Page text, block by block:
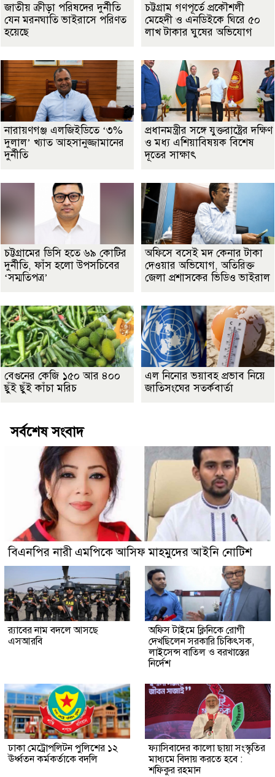
জাতীয় ক্রীড়া পরিষদের দুর্নীতি
যেন মরনঘাতি ভাইরাসে পরিণত
হয়েছে
চট্টগ্রাম গণপূর্তে প্রকৌশলী
মেহেদী ও এনডিইকে ঘিরে ৫০
লাখ টাকার ঘুষের অভিযোগ
নারায়ণগঞ্জ এলজিইডিতে ‘৩%
দুলাল’ খ্যাত আহসানুজ্জামানের
দুর্নীতি
প্রধানমন্ত্রীর সঙ্গে যুক্তরাষ্ট্রের দক্ষিণ
ও মধ্য এশিয়াবিষয়ক বিশেষ
দূতের সাক্ষাৎ
চট্টগ্রামের ডিসি হতে ৬৯ কোটির
দুর্নীতি, ফাঁস হলো উপসচিবের
‘সম্মতিপত্র’
অফিসে বসেই মদ কেনার টাকা
দেওয়ার অভিযোগ, অতিরিক্ত
জেলা প্রশাসকের ভিডিও ভাইরাল
বেগুনের কেজি ১৫০ আর ৪০০
ছুঁই ছুঁই কাঁচা মরিচ
এল নিনোর ভয়াবহ প্রভাব নিয়ে
জাতিসংঘের সতর্কবার্তা
সর্বশেষ সংবাদ
বিএনপির নারী এমপিকে আসিফ মাহমুদের আইনি নোটিশ
র‍্যাবের নাম বদলে আসছে
এসআরবি
অফিস টাইমে ক্লিনিকে রোগী
দেখছিলেন সরকারি চিকিৎসক,
লাইসেন্স বাতিল ও বরখাস্তের
নির্দেশ
ঢাকা মেট্রোপলিটন পুলিশের ১২
ঊর্ধ্বতন কর্মকর্তাকে বদলি
ফ্যাসিবাদের কালো ছায়া সংস্কৃতির
মাধ্যমে বিদায় করতে হবে :
শফিকুর রহমান